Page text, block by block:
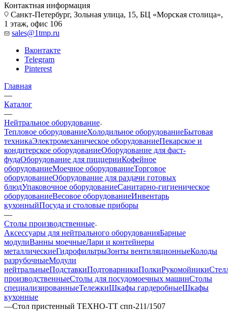
Контактная информация
Санкт-Петербург, Зольная улица, 15, БЦ «Морская столица»,
1 этаж, офис 106
sales@1tmp.ru
Вконтакте
Telegram
Pinterest
Главная
—
Каталог
—
Нейтральное оборудование
Тепловое оборудованиеХолодильное оборудованиеБытовая
техникаЭлектромеханическое оборудованиеПекарское и
кондитерское оборудованиеОборудование для фаст-
фудаОборудование для пиццерииКофейное
оборудованиеМоечное оборудованиеТорговое
оборудованиеОборудование для раздачи готовых
блюдУпаковочное оборудованиеСанитарно-гигиеническое
оборудованиеВесовое оборудованиеИнвентарь
кухонныйПосуда и столовые приборы
—
Столы производственные
Аксессуары для нейтрального оборудованияБарные
модулиВанны моечныеЛари и контейнеры
металлическиеГидрофильтрыЗонты вентиляционныеКолоды
разрубочныеМодули
нейтральныеПодставкиПодтоварникиПолкиРукомойники
производственныеСтолы для посудомоечных машинСтолы
специализированныеТележкиШкафы гардеробныеШкафы
кухонные
—Стол пристенный ТЕХНО-ТТ спп-211/1507